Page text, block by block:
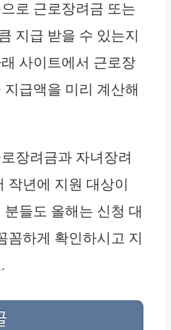
로 근로장려금 또는
지급 받을 수 있는지
사이트에서 근로장
급액을 미리 계산해
장려금과 자녀장려
작년에 지원 대상이
들도 올해는 신청 대
꼼하게 확인하시고 지